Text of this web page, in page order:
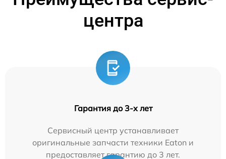
центра
Гарантия до 3-х лет
Сервисный центр устанавливает
оригинальные запчасти техники Eaton и
предоставляет гарантию до 3 лет.